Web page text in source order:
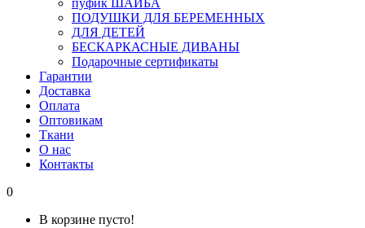
пуфик ШАЙБА
ПОДУШКИ ДЛЯ БЕРЕМЕННЫХ
ДЛЯ ДЕТЕЙ
БЕСКАРКАСНЫЕ ДИВАНЫ
Подарочные сертификаты
Гарантии
Доставка
Оплата
Оптовикам
Ткани
О нас
Контакты
0
В корзине пусто!